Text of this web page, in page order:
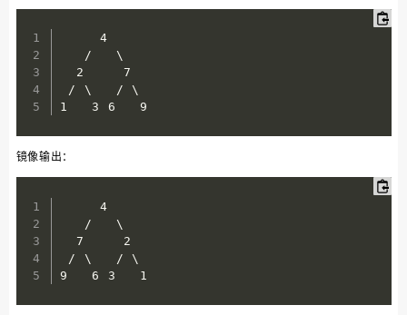
4
/   \
2     7
/ \   / \
1   3 6   9
镜像输出：
4
/   \
7     2
/ \   / \
9   6 3   1